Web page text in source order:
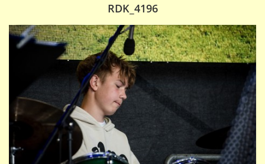
O ŠKOLE
TALENTOVÉ ZKOUŠKY
STUDIJNÍ OBORY
RDK_4196